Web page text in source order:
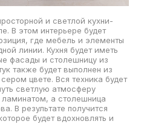
и светлой кухни-
В этом интерьере будет
где мебель и элементы
линии. Кухня будет иметь
фасады и столешницу из
также будет выполнен из
цвете. Вся техника будет
светлую атмосферу
а столешница
В результате получится
будет вдохновлять и